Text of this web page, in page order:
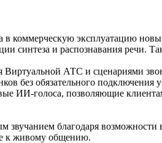
в коммерческую эксплуатацию
синтеза и распознавания
Виртуальной АТС и сценариями
без обязательного подключения
ИИ-голоса, позволяющие
звучанием благодаря
к живому общению.